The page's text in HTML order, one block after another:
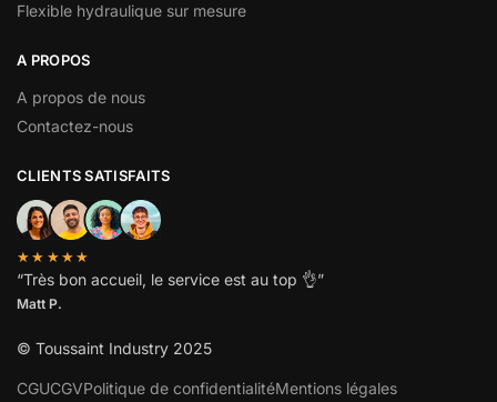
Flexible hydraulique sur mesure
A PROPOS
A propos de nous
Contactez-nous
CLIENTS SATISFAITS
★★★★★
“Très bon accueil, le service est au top 👌”
Matt P.
© Toussaint Industry 2025
CGUCGVPolitique de confidentialitéMentions légales